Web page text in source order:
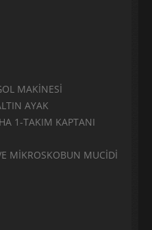
MAKİNESİ
AYAK
1-TAKIM KAPTANI
MİKROSKOBUN MUCİDİ